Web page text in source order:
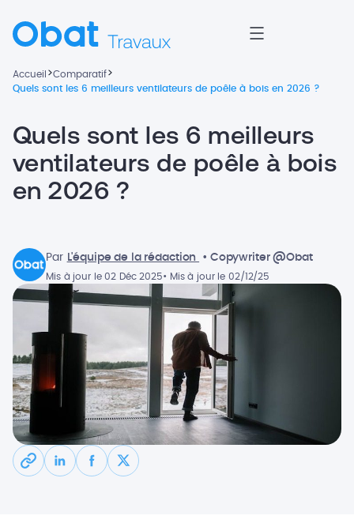
Accueil >Comparatif>
Quels sont les 6 meilleurs ventilateurs de poêle à bois en 2026 ?
Quels sont les 6 meilleurs
ventilateurs de poêle à bois
en 2026 ?
Par L'équipe de la rédaction • Copywriter @Obat
Mis à jour le 02 Déc 2025• Mis à jour le 02/12/25